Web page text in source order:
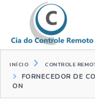
INÍCIO CONTROLE
FORNECEDOR DE
ON